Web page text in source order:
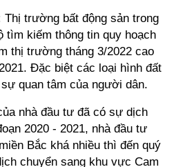
Thị trường bất động sản trong
tìm kiếm thông tin quy hoạch
thị trường tháng 3/2022 cao
Đặc biệt các loại hình đất
quan tâm của người dân.
nhà đầu tư đã có sự dịch
2020 - 2021, nhà đầu tư
Bắc khá nhiều thì đến quý
chuyển sang khu vực Cam